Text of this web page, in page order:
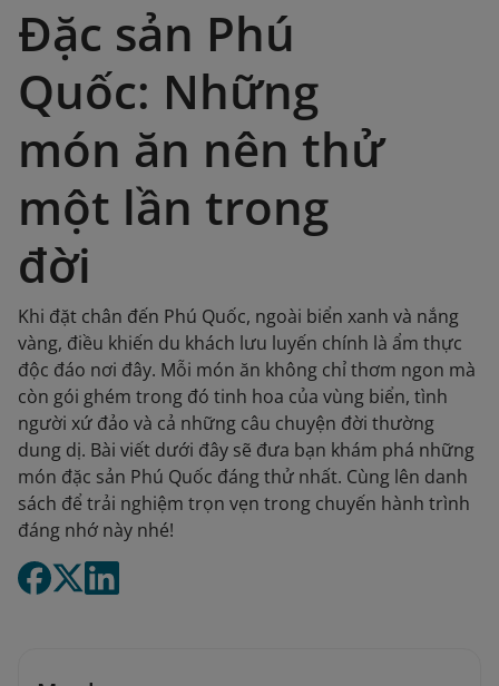
Đặc sản Phú
Quốc: Những
món ăn nên thử
một lần trong
đời
Khi đặt chân đến Phú Quốc, ngoài biển xanh và nắng
vàng, điều khiến du khách lưu luyến chính là ẩm thực
độc đáo nơi đây. Mỗi món ăn không chỉ thơm ngon mà
còn gói ghém trong đó tinh hoa của vùng biển, tình
người xứ đảo và cả những câu chuyện đời thường
dung dị. Bài viết dưới đây sẽ đưa bạn khám phá những
món đặc sản Phú Quốc đáng thử nhất. Cùng lên danh
sách để trải nghiệm trọn vẹn trong chuyến hành trình
đáng nhớ này nhé!